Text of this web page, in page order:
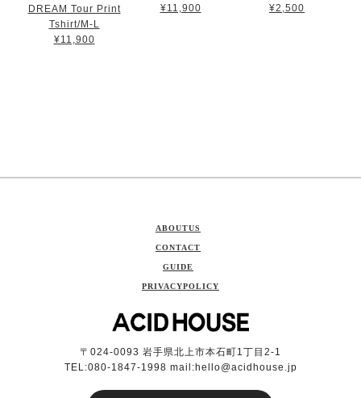
DREAM Tour Print
Tshirt/M-L
¥11,900
¥11,900
¥2,500
ABOUTUS
CONTACT
GUIDE
PRIVACYPOLICY
〒024-0093 岩手県北上市本石町1丁目2-1
TEL:080-1847-1998 mail: hello@acidhouse.jp